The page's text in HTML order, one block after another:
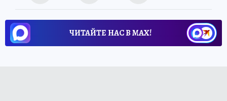
ЧИТАЙТЕ НАС В МАХ!